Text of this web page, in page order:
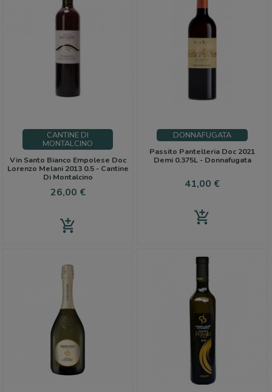
CANTINE DI
MONTALCINO
Vin Santo Bianco Empolese Doc
Lorenzo Melani 2013 0.5 - Cantine
Di Montalcino
Prezzo
26,00 €
add_shopping_cart
DONNAFUGATA
Passito Pantelleria Doc 2021
Demi 0.375L - Donnafugata
Prezzo
41,00 €
add_shopping_cart